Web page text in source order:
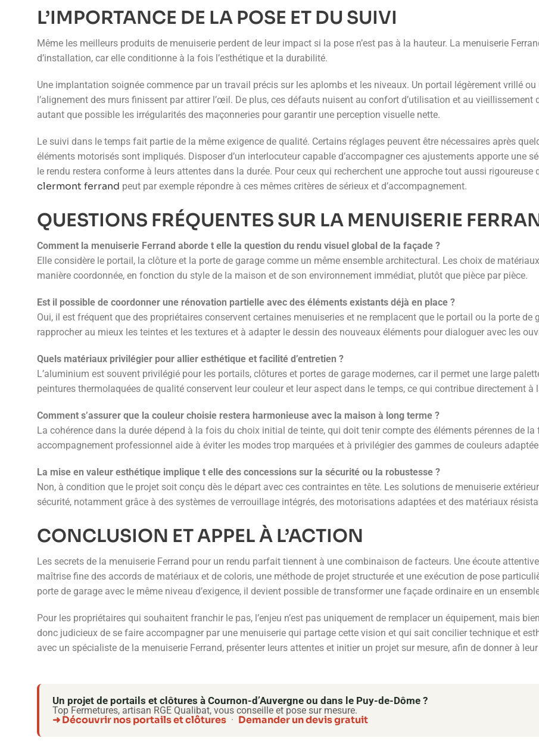
L’IMPORTANCE DE LA POSE ET DU SUIVI
Même les meilleurs produits de menuiserie perdent de leur impact si la pose n’est pas à la hauteur. La menuiserie
d’installation, car elle conditionne à la fois l’esthétique et la durabilité.
Une implantation soignée commence par un travail précis sur les aplombs et les niveaux. Un portail légèrement vrillé
l’alignement des murs finissent par attirer l’œil. De plus, ces défauts nuisent au confort d’utilisation et au
autant que possible les irrégularités des maçonneries pour garantir une perception visuelle nette.
Le suivi dans le temps fait partie de la même exigence de qualité. Certains réglages peuvent être nécessaires après
éléments motorisés sont impliqués. Disposer d’un interlocuteur capable d’accompagner ces ajustements apporte une
le rendu restera conforme à leurs attentes dans la durée. Pour ceux qui recherchent une approche tout aussi
clermont ferrand peut par exemple répondre à ces mêmes critères de sérieux et d’accompagnement.
QUESTIONS FRÉQUENTES SUR LA MENUISERIE
Comment la menuiserie Ferrand aborde t elle la question du rendu visuel global de la façade ?
Elle considère le portail, la clôture et la porte de garage comme un même ensemble architectural. Les choix de
manière coordonnée, en fonction du style de la maison et de son environnement immédiat, plutôt que pièce par pièce.
Est il possible de coordonner une rénovation partielle avec des éléments existants déjà en place ?
Oui, il est fréquent que des propriétaires conservent certaines menuiseries et ne remplacent que le portail ou la porte de
rapprocher au mieux les teintes et les textures et à adapter le dessin des nouveaux éléments pour dialoguer avec les
Quels matériaux privilégier pour allier esthétique et facilité d’entretien ?
L’aluminium est souvent privilégié pour les portails, clôtures et portes de garage modernes, car il permet une large
peintures thermolaquées de qualité conservent leur couleur et leur aspect dans le temps, ce qui contribue directement
Comment s’assurer que la couleur choisie restera harmonieuse avec la maison à long terme ?
La cohérence dans la durée dépend à la fois du choix initial de teinte, qui doit tenir compte des éléments pérennes de
accompagnement professionnel aide à éviter les modes trop marquées et à privilégier des gammes de couleurs
La mise en valeur esthétique implique t elle des concessions sur la sécurité ou la robustesse ?
Non, à condition que le projet soit conçu dès le départ avec ces contraintes en tête. Les solutions de menuiserie
sécurité, notamment grâce à des systèmes de verrouillage intégrés, des motorisations adaptées et des matériaux
CONCLUSION ET APPEL À L’ACTION
Les secrets de la menuiserie Ferrand pour un rendu parfait tiennent à une combinaison de facteurs. Une écoute
maîtrise fine des accords de matériaux et de coloris, une méthode de projet structurée et une exécution de pose
porte de garage avec le même niveau d’exigence, il devient possible de transformer une façade ordinaire en un
Pour les propriétaires qui souhaitent franchir le pas, l’enjeu n’est pas uniquement de remplacer un équipement, mais
donc judicieux de se faire accompagner par une menuiserie qui partage cette vision et qui sait concilier technique et
avec un spécialiste de la menuiserie Ferrand, présenter leurs attentes et initier un projet sur mesure, afin de donner à
Un projet de portails et clôtures à Cournon-d’Auvergne ou dans le Puy-de-Dôme ?
Top Fermetures, artisan RGE Qualibat, vous conseille et pose sur mesure.
➜ Découvrir nos portails et clôtures · Demander un devis gratuit